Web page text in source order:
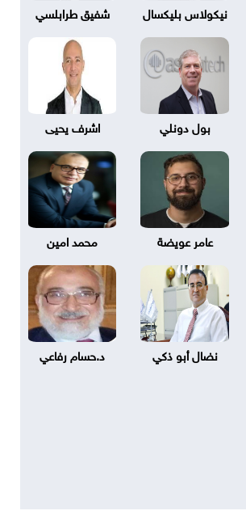
نيكولاس بليكسال شفيق طرابلسي
بول دونلي اشرف يحيى
عامر عويضة محمد امين
نضال أبو ذكي د.حسام رفاعي